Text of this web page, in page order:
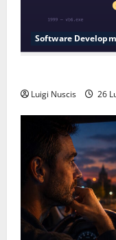
Software
Luigi Nuscis 26